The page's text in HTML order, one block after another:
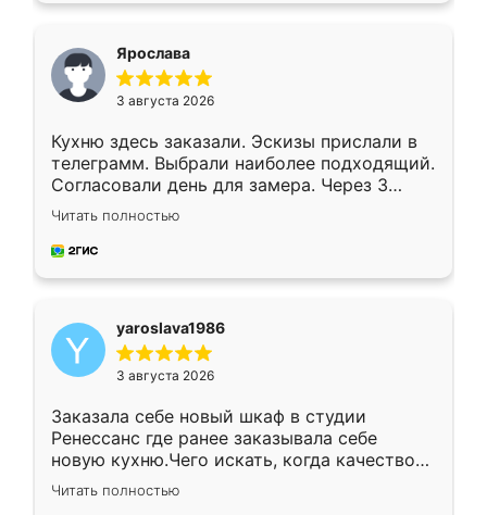
Ярослава
3 августа 2026
Кухню здесь заказали. Эскизы прислали в
телеграмм. Выбрали наиболее подходящий.
Согласовали день для замера. Через 3
недели кухня была уже готова. Остались
довольны работой. Спасибо Ренессанс
мебель за качественную работу!
Читать полностью
yaroslava1986
3 августа 2026
Заказала себе новый шкаф в студии
Ренессанс где ранее заказывала себе
новую кухню.Чего искать, когда качеством
вполне довольна. Служит кухня уже почти
два года, нареканий нет.
Читать полностью